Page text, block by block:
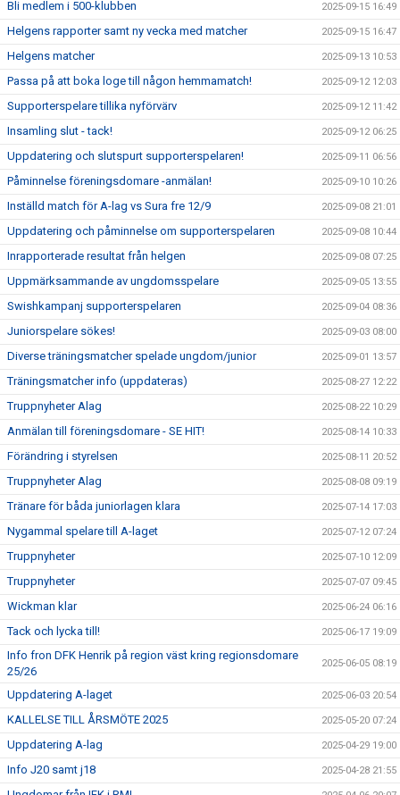
Bli medlem i 500-klubben 2025-09-15 16:49
Helgens rapporter samt ny vecka med matcher 2025-09-15 16:47
Helgens matcher 2025-09-13 10:53
Passa på att boka loge till någon hemmamatch! 2025-09-12 12:03
Supporterspelare tillika nyförvärv 2025-09-12 11:42
Insamling slut - tack! 2025-09-12 06:25
Uppdatering och slutspurt supporterspelaren! 2025-09-11 06:56
Påminnelse föreningsdomare -anmälan! 2025-09-10 10:26
Inställd match för A-lag vs Sura fre 12/9 2025-09-08 21:01
Uppdatering och påminnelse om supporterspelaren 2025-09-08 10:44
Inrapporterade resultat från helgen 2025-09-08 07:25
Uppmärksammande av ungdomsspelare 2025-09-05 13:55
Swishkampanj supporterspelaren 2025-09-04 08:36
Juniorspelare sökes! 2025-09-03 08:00
Diverse träningsmatcher spelade ungdom/junior 2025-09-01 13:57
Träningsmatcher info (uppdateras) 2025-08-27 12:22
Truppnyheter Alag 2025-08-22 10:29
Anmälan till föreningsdomare - SE HIT! 2025-08-14 10:33
Förändring i styrelsen 2025-08-11 20:52
Truppnyheter Alag 2025-08-08 09:19
Tränare för båda juniorlagen klara 2025-07-14 17:03
Nygammal spelare till A-laget 2025-07-12 07:24
Truppnyheter 2025-07-10 12:09
Truppnyheter 2025-07-07 09:45
Wickman klar 2025-06-24 06:16
Tack och lycka till! 2025-06-17 19:09
Info fron DFK Henrik på region väst kring regionsdomare
25/26
2025-06-05 08:19
Uppdatering A-laget 2025-06-03 20:54
KALLELSE TILL ÅRSMÖTE 2025 2025-05-20 07:24
Uppdatering A-lag 2025-04-29 19:00
Info J20 samt j18 2025-04-28 21:55